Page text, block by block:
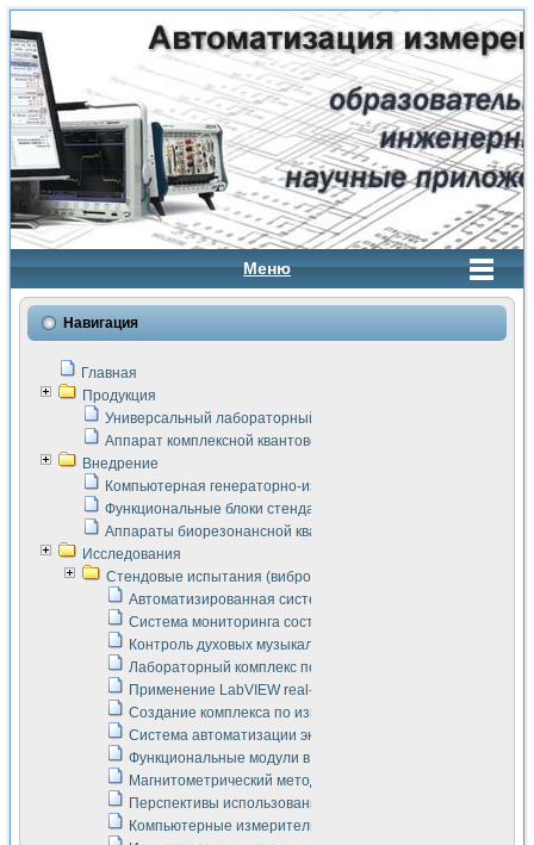
Меню
Навигация
Главная
Продукция
Универсальный лабораторный стенд "Сигнал-USB"
Аппарат комплексной квантовой терапии Интроскан
Внедрение
Компьютерная генераторно-измерительная система
Функциональные блоки стенда "Сигнал-USB"
Аппараты биорезонансной квантовой терапии серии СКАН
Исследования
Стендовые испытания (виброакустика, тензометрия и т.п.)
Автоматизированная система измерения параметров
Система мониторинга состояния тяговых
Контроль духовых музыкальных инструментов
Лабораторный комплекс по исследованию элементной
Применение LabVIEW real-time module для
Создание комплекса по измерению скорости подвижного
Система автоматизации экспериментальных
Функциональные модули в стандарте Nl SCXI для
Магнитометрический метод в дефектоскопии сварных
Перспективы использования машинного зрения в
Компьютерные измерительные системы для